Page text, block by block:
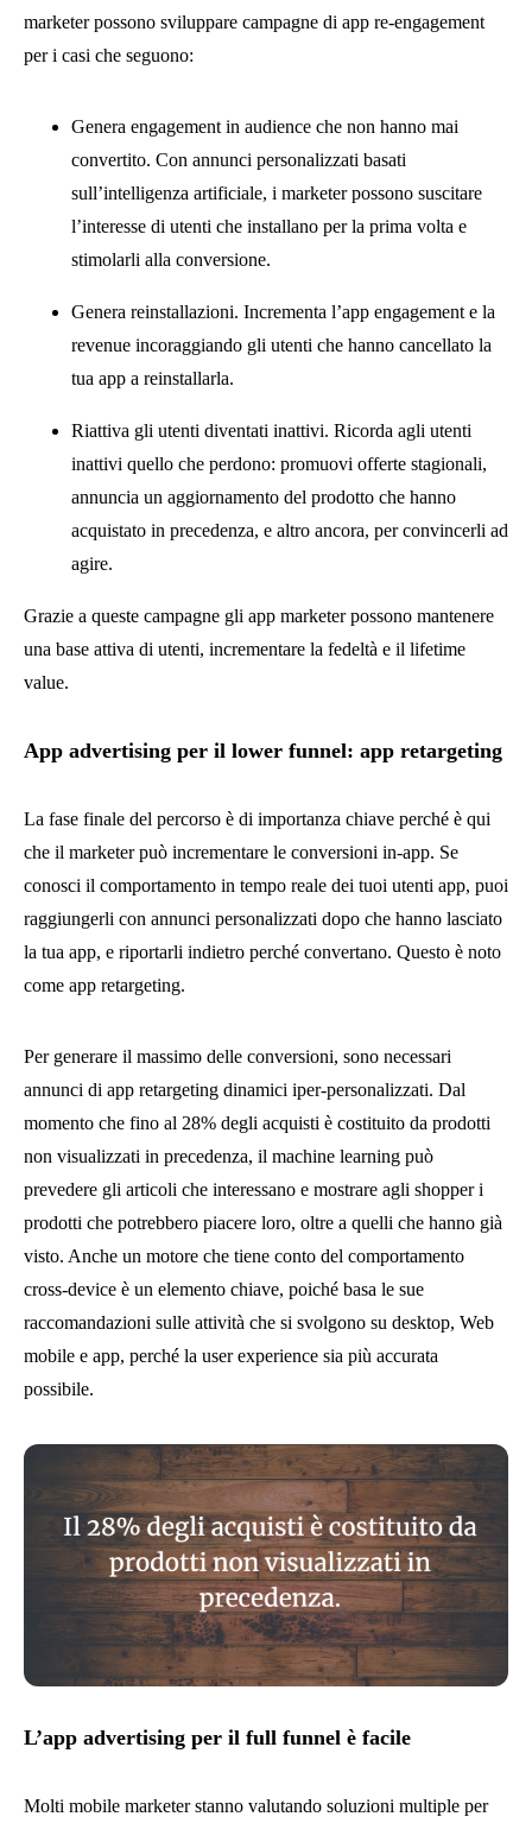
marketer possono sviluppare campagne di app re-engagement
per i casi che seguono:
Genera engagement in audience che non hanno mai
convertito. Con annunci personalizzati basati
sull’intelligenza artificiale, i marketer possono suscitare
l’interesse di utenti che installano per la prima volta e
stimolarli alla conversione.
Genera reinstallazioni. Incrementa l’app engagement e la
revenue incoraggiando gli utenti che hanno cancellato la
tua app a reinstallarla.
Riattiva gli utenti diventati inattivi. Ricorda agli utenti
inattivi quello che perdono: promuovi offerte stagionali,
annuncia un aggiornamento del prodotto che hanno
acquistato in precedenza, e altro ancora, per convincerli ad
agire.
Grazie a queste campagne gli app marketer possono mantenere
una base attiva di utenti, incrementare la fedeltà e il lifetime
value.
App advertising per il lower funnel: app retargeting
La fase finale del percorso è di importanza chiave perché è qui
che il marketer può incrementare le conversioni in-app. Se
conosci il comportamento in tempo reale dei tuoi utenti app, puoi
raggiungerli con annunci personalizzati dopo che hanno lasciato
la tua app, e riportarli indietro perché convertano. Questo è noto
come app retargeting.
Per generare il massimo delle conversioni, sono necessari
annunci di app retargeting dinamici iper-personalizzati. Dal
momento che fino al 28% degli acquisti è costituito da prodotti
non visualizzati in precedenza, il machine learning può
prevedere gli articoli che interessano e mostrare agli shopper i
prodotti che potrebbero piacere loro, oltre a quelli che hanno già
visto. Anche un motore che tiene conto del comportamento
cross-device è un elemento chiave, poiché basa le sue
raccomandazioni sulle attività che si svolgono su desktop, Web
mobile e app, perché la user experience sia più accurata
possibile.
L’app advertising per il full funnel è facile
Molti mobile marketer stanno valutando soluzioni multiple per